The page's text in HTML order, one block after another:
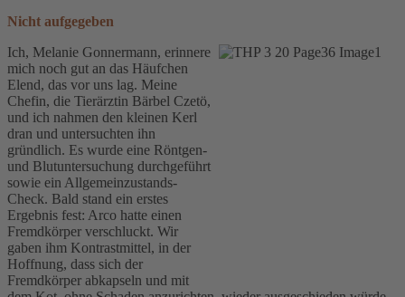
Nicht aufgegeben
Ich, Melanie Gonnermann, erinnere
mich noch gut an das Häufchen
Elend, das vor uns lag. Meine
Chefin, die Tierärztin Bärbel Czetö,
und ich nahmen den kleinen Kerl
dran und untersuchten ihn
gründlich. Es wurde eine Röntgen-
und Blutuntersuchung durchgeführt
sowie ein Allgemeinzustands-
Check. Bald stand ein erstes
Ergebnis fest: Arco hatte einen
Fremdkörper verschluckt. Wir
gaben ihm Kontrastmittel, in der
Hoffnung, dass sich der
Fremdkörper abkapseln und mit